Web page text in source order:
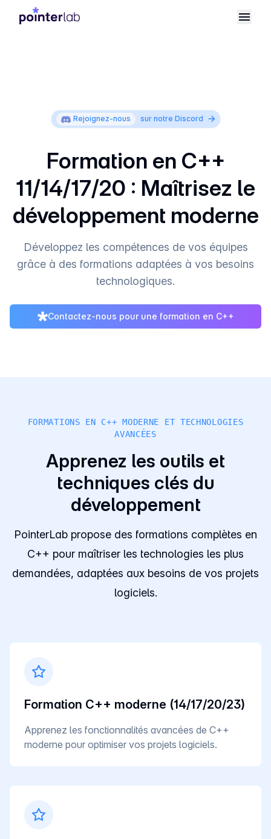
Rejoignez-nous sur notre Discord
Formation en C++
11/14/17/20 : Maîtrisez le
développement moderne
Développez les compétences de vos équipes
grâce à des formations adaptées à vos besoins
technologiques.
Contactez-nous pour une formation en C++
FORMATIONS EN C++ MODERNE ET TECHNOLOGIES
AVANCÉES
Apprenez les outils et
techniques clés du
développement
PointerLab propose des formations complètes en
C++ pour maîtriser les technologies les plus
demandées, adaptées aux besoins de vos projets
logiciels.
Formation C++ moderne (14/17/20/23)
Apprenez les fonctionnalités avancées de C++
moderne pour optimiser vos projets logiciels.